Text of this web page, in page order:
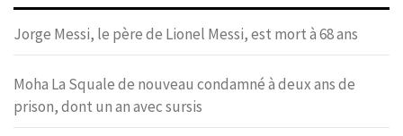
Jorge Messi, le père de Lionel Messi, est mort à 68 ans
Moha La Squale de nouveau condamné à deux ans de
prison, dont un an avec sursis